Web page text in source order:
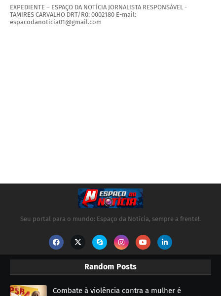
EXPEDIENTE – ESPAÇO DA NOTÍCIA JORNALISTA RESPONSÁVEL -
TAMIRES CARVALHO DRT/R0: 0002180 E-mail:
espacodanoticia01@gmail.com
Seu portal para o mundo: Espaço da Notícia, sempre a frente!.
Random Posts
Combate à violência contra a mulher é